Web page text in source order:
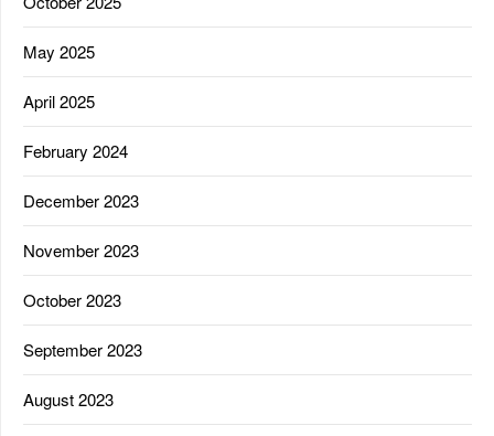
May 2025
April 2025
February 2024
December 2023
November 2023
October 2023
September 2023
August 2023